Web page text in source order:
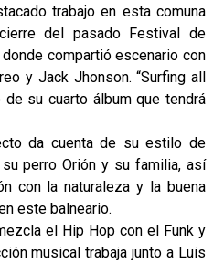
trabajo en esta comuna
del pasado Festival de
compartió escenario con
y Jack Jhonson. “Surfing all
su cuarto álbum que tendrá
da cuenta de su estilo de
perro Orión y su familia, así
con la naturaleza y la buena
este balneario.
el Hip Hop con el Funk y
musical trabaja junto a Luis